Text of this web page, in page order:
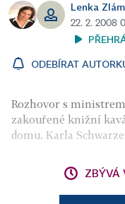
Lenka
22. 2. 2008
ODEBÍRAT
Rozhovor s
zakouřené knižní
domu. Karla
ZBÝVÁ